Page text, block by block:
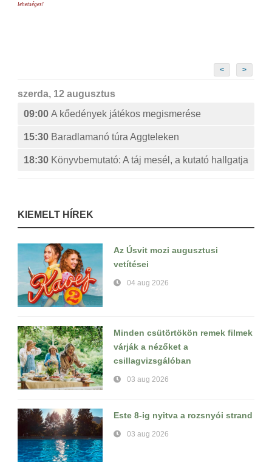
lehetséges!
< >
szerda, 12 augusztus
09:00 A kőedények játékos megismerése
15:30 Baradlamanó túra Aggteleken
18:30 Könyvbemutató: A táj mesél, a kutató hallgatja
KIEMELT HÍREK
Az Úsvit mozi augusztusi
vetítései
04 aug 2026
Minden csütörtökön remek filmek
várják a nézőket a
csillagvizsgálóban
03 aug 2026
Este 8-ig nyitva a rozsnyói strand
03 aug 2026